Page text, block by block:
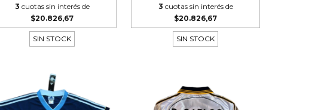
3 cuotas sin interés de
$20.826,67
SIN STOCK
3 cuotas sin interés de
$20.826,67
SIN STOCK